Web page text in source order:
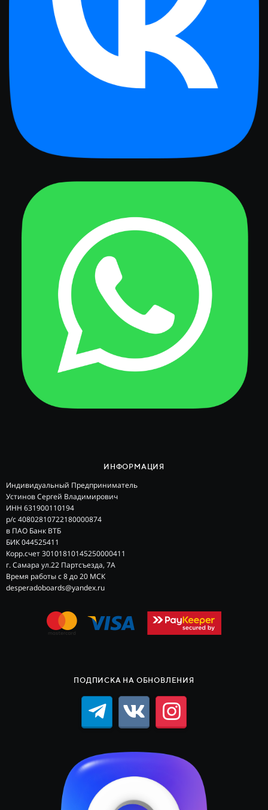
ИНФОРМАЦИЯ
Индивидуальный Предприниматель
Устинов Сергей Владимирович
ИНН 631900110194
р/с 40802810722180000874
в ПАО Банк ВТБ
БИК 044525411
Корр.счет 30101810145250000411
г. Самара ул.22 Партсъезда, 7А
Время работы с 8 до 20 МСК
desperadoboards@yandex.ru
ПОДПИСКА НА ОБНОВЛЕНИЯ